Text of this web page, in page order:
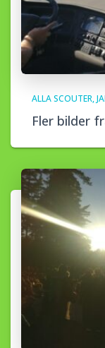
ALLA SCOUTER
Fler bilder